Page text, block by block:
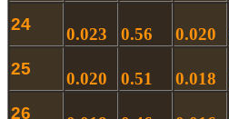
24
0.023 0.56 0.020
25
0.020 0.51 0.018
26